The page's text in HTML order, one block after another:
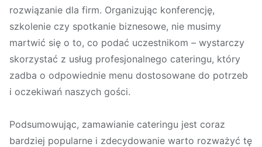
rozwiązanie dla firm. Organizując konferencję,
szkolenie czy spotkanie biznesowe, nie musimy
martwić się o to, co podać uczestnikom – wystarczy
skorzystać z usług profesjonalnego cateringu, który
zadba o odpowiednie menu dostosowane do potrzeb
i oczekiwań naszych gości.
Podsumowując, zamawianie cateringu jest coraz
bardziej popularne i zdecydowanie warto rozważyć tę